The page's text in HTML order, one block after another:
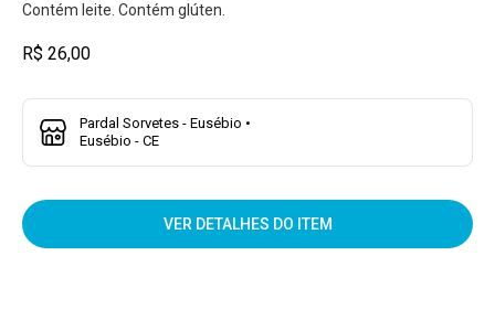
Contém leite. Contém glúten.
R$ 26,00
Pardal Sorvetes - Eusébio •
Eusébio - CE
VER DETALHES DO ITEM